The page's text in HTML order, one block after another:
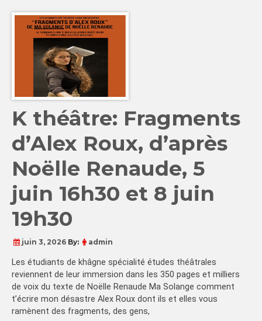
K théâtre: Fragments
d’Alex Roux, d’après
Noëlle Renaude, 5
juin 16h30 et 8 juin
19h30
juin 3, 2026 By: admin
Les étudiants de khâgne spécialité études théâtrales
reviennent de leur immersion dans les 350 pages et milliers
de voix du texte de Noëlle Renaude Ma Solange comment
t’écrire mon désastre Alex Roux dont ils et elles vous
ramènent des fragments, des gens,